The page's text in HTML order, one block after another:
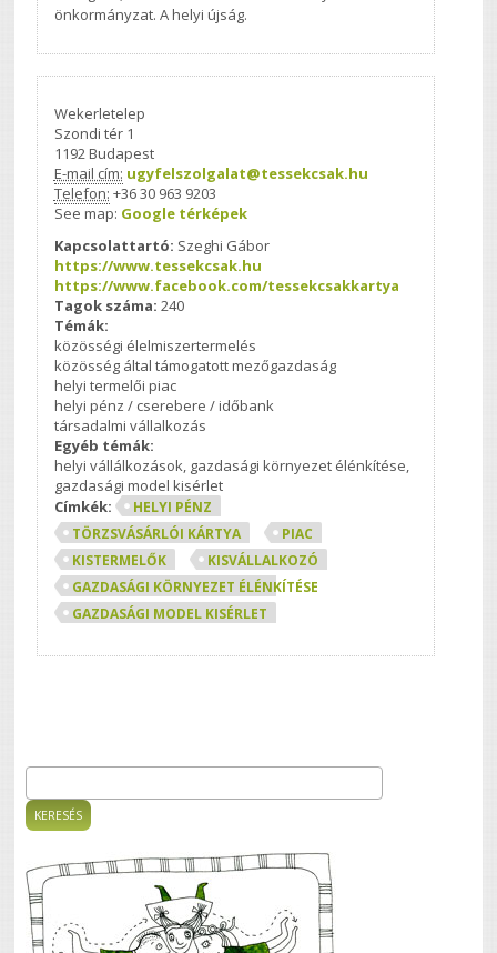
önkormányzat. A helyi újság.
Wekerletelep
Szondi tér 1
1192Budapest
E-mail cím: ugyfelszolgalat@tessekcsak.hu
Telefon: +36 30 963 9203
See map: Google térképek
Kapcsolattartó: Szeghi Gábor
https://www.tessekcsak.hu
https://www.facebook.com/tessekcsakkartya
Tagok száma: 240
Témák:
közösségi élelmiszertermelés
közösség által támogatott mezőgazdaság
helyi termelői piac
helyi pénz / cserebere / időbank
társadalmi vállalkozás
Egyéb témák:
helyi vállálkozások, gazdasági környezet élénkítése,
gazdasági model kisérlet
Címkék:
HELYI PÉNZ
TÖRZSVÁSÁRLÓI KÁRTYA
PIAC
KISTERMELŐK
KISVÁLLALKOZÓ
GAZDASÁGI KÖRNYEZET ÉLÉNKÍTÉSE
GAZDASÁGI MODEL KISÉRLET
Keresés űrlap